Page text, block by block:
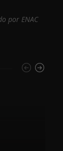
por ENAC